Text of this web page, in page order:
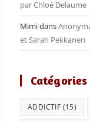
par Chloé Delaume
Mimidans
et Sarah Pekkanen
Catégories
ADDICTIF (15)